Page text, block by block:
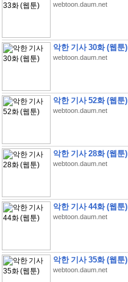
webtoon.daum.net
악한 기사 30화 (웹툰)
webtoon.daum.net
악한 기사 52화 (웹툰)
webtoon.daum.net
악한 기사 28화 (웹툰)
webtoon.daum.net
악한 기사 44화 (웹툰)
webtoon.daum.net
악한 기사 35화 (웹툰)
webtoon.daum.net